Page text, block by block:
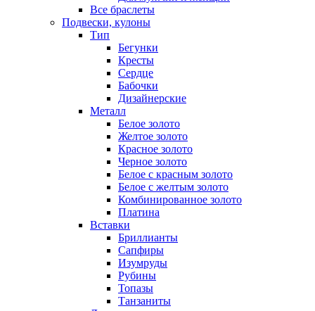
Все браслеты
Подвески, кулоны
Тип
Бегунки
Кресты
Сердце
Бабочки
Дизайнерские
Металл
Белое золото
Желтое золото
Красное золото
Черное золото
Белое с красным золото
Белое с желтым золото
Комбинированное золото
Платина
Вставки
Бриллианты
Сапфиры
Изумруды
Рубины
Топазы
Танзаниты